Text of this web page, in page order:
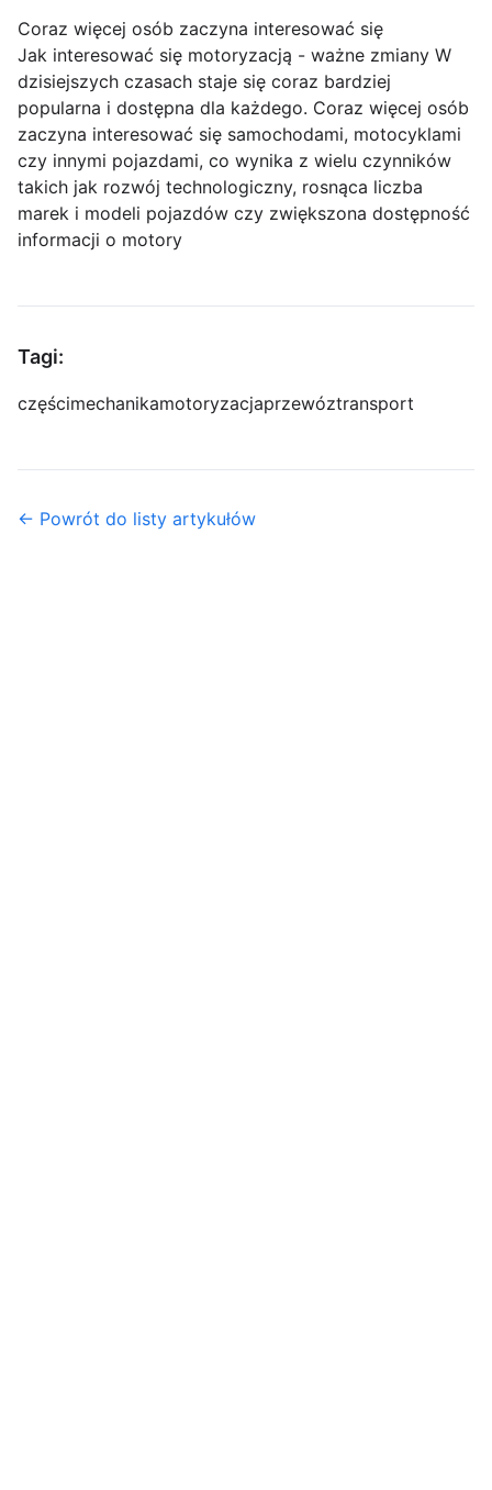
Coraz więcej osób zaczyna interesować się
Jak interesować się motoryzacją - ważne zmiany W
dzisiejszych czasach staje się coraz bardziej
popularna i dostępna dla każdego. Coraz więcej osób
zaczyna interesować się samochodami, motocyklami
czy innymi pojazdami, co wynika z wielu czynników
takich jak rozwój technologiczny, rosnąca liczba
marek i modeli pojazdów czy zwiększona dostępność
informacji o motory
Tagi:
częścimechanikamotoryzacjaprzewóztransport
← Powrót do listy artykułów